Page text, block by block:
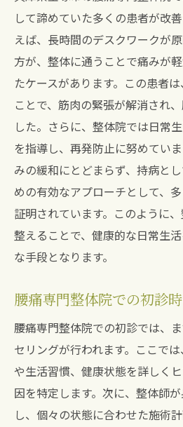
腰痛専門整体院が提供する
常の質を向上
専門的な整体技術の特
日常生活の質を高める
痛みの原因を見極める
整体院でのカスタマイ
腰痛専門の整体院で得
継続的に効果を感じる
再発を防ぐ整体によるセル
セルフケアで腰痛を防
整体院で学ぶ日常的な
再発予防のための生活
自宅でできる簡単なス
整体後のセルフケアの
腰痛改善のプロが教える整
な方法
して諦めていた多くの患者が改
えば、長時間のデスクワークが
方が、整体に通うことで痛みが
たケースがあります。この患者
ことで、筋肉の緊張が解消され
した。さらに、整体院では日常
を指導し、再発防止に努めてい
みの緩和にとどまらず、持病と
めの有効なアプローチとして、
証明されています。このように
整えることで、健康的な日常生
な手段となります。
腰痛専門整体院での初診
腰痛専門整体院での初診では、
セリングが行われます。ここで
や生活習慣、健康状態を詳しく
因を特定します。次に、整体師
し、個々の状態に合わせた施術